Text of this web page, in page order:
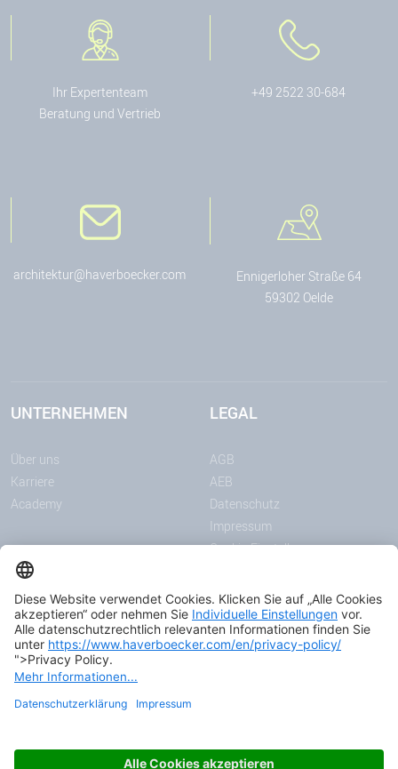
Ihr Expertenteam
Beratung und Vertrieb
+49 2522 30-684
architektur@haverboecker.com
Ennigerloher Straße 64
59302 Oelde
UNTERNEHMEN
Über uns
Karriere
Academy
LEGAL
AGB
AEB
Datenschutz
Impressum
Cookie-Einstellungen
MITTEILUNGEN
News
Messen & Events
MEDIEN
Downloadcenter
© 2026 HAVER & BOECKER OHG